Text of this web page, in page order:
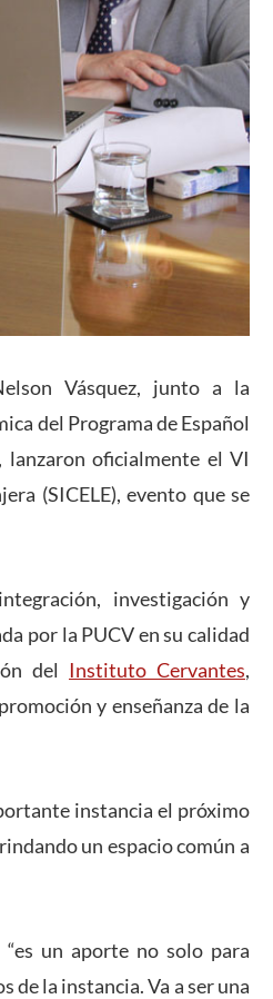
Vásquez, junto a la
del Programa de Español
lanzaron oficialmente el VI
(SICELE), evento que se
investigación y
por la PUCV en su calidad
del Instituto Cervantes,
y enseñanza de la
instancia el próximo
un espacio común a
un aporte no solo para
la instancia. Va a ser una